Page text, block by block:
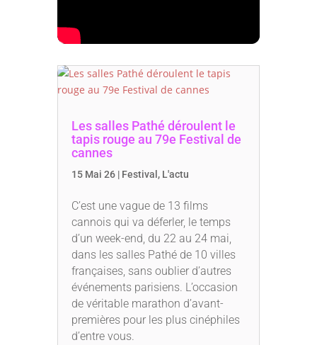
Les salles Pathé déroulent le
tapis rouge au 79e Festival de
cannes
15 Mai 26| Festival , L'actu
C’est une vague de 13 films
cannois qui va déferler, le temps
d’un week-end, du 22 au 24 mai,
dans les salles Pathé de 10 villes
françaises, sans oublier d’autres
événements parisiens. L’occasion
de véritable marathon d’avant-
premières pour les plus cinéphiles
d’entre vous.